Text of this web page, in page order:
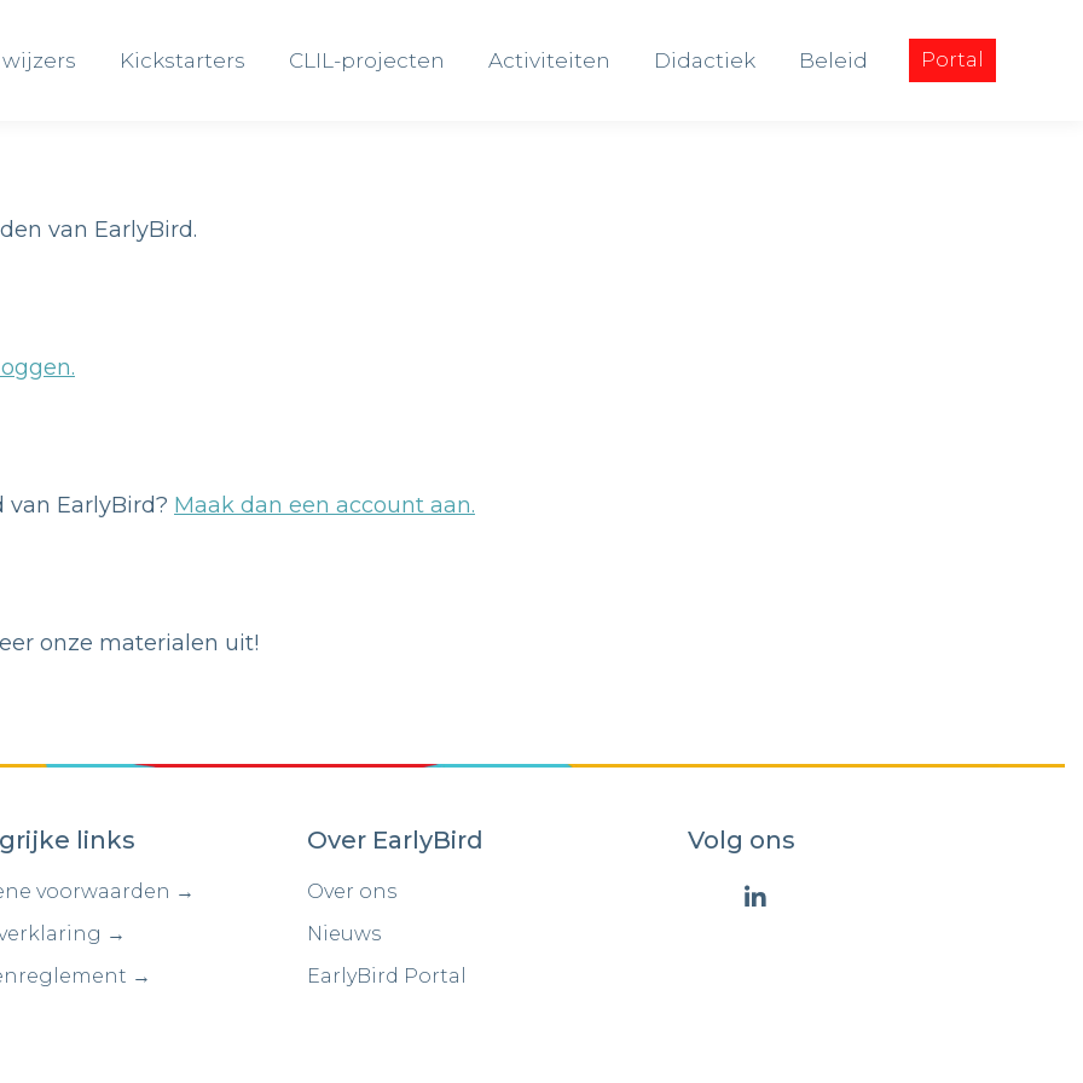
Kickstarters CLIL-projecten Activiteiten Didactiek Beleid Portal
van EarlyBird.
EarlyBird? Maak dan een account aan.
onze materialen uit!
links
voorwaarden →
→
→
Over EarlyBird
Over ons
Nieuws
EarlyBird Portal
Volg ons
Kickstarters CLIL-projecten Activiteiten Didactiek Beleid Portal